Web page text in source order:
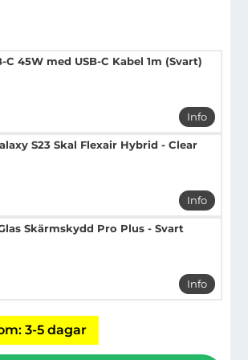
C 45W med USB-C Kabel 1m (Svart)
Info
mer info
S23 Skal Flexair Hybrid - Clear
Info
mer info
Skärmskydd Pro Plus - Svart
Info
mer info
3-5 dagar